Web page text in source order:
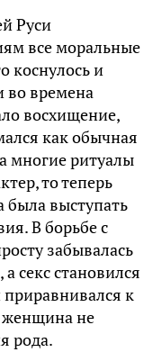
Руси
все моральные
коснулось и
во времена
восхищение,
как обычная
многие ритуалы
то теперь
была выступать
В борьбе с
забывалась
секс становился
к
женщина не
рода.